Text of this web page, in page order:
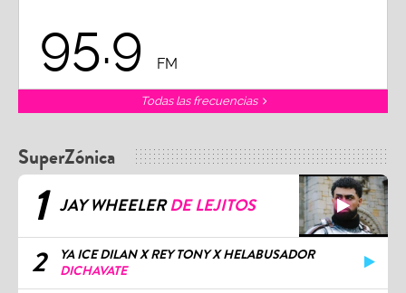
95.9 FM
Todas las frecuencias
SuperZónica
1 JAY WHEELERDE LEJITOS
2
YA ICE DILAN X REY TONY X HELABUSADOR
DICHAVATE